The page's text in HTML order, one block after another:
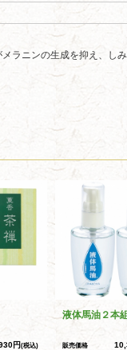
ラニンの生成を抑え、しみ
円(税込)
液体馬油２本組
販売価格